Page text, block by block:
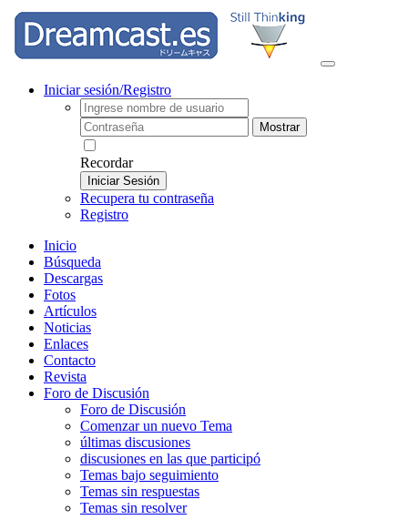
Iniciar sesión/Registro
Mostrar
Recordar
Iniciar Sesión
Recupera tu contraseña
Registro
Inicio
Búsqueda
Descargas
Fotos
Artículos
Noticias
Enlaces
Contacto
Revista
Foro de Discusión
Foro de Discusión
Comenzar un nuevo Tema
últimas discusiones
discusiones en las que participó
Temas bajo seguimiento
Temas sin respuestas
Temas sin resolver